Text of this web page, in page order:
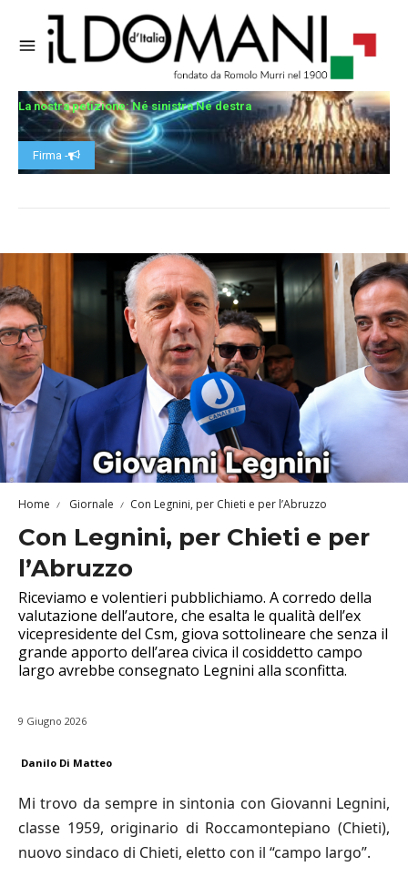
La nostra petizione: Né sinistra Né destra
Firma -
Home Giornale Con Legnini, per Chieti e per l’Abruzzo
Con Legnini, per Chieti e per
l’Abruzzo
Riceviamo e volentieri pubblichiamo. A corredo della
valutazione dell’autore, che esalta le qualità dell’ex
vicepresidente del Csm, giova sottolineare che senza il
grande apporto dell’area civica il cosiddetto campo
largo avrebbe consegnato Legnini alla sconfitta.
9 Giugno 2026
Danilo Di Matteo
Mi trovo da sempre in sintonia con Giovanni Legnini,
classe 1959, originario di Roccamontepiano (Chieti),
nuovo sindaco di Chieti, eletto con il “campo largo”.